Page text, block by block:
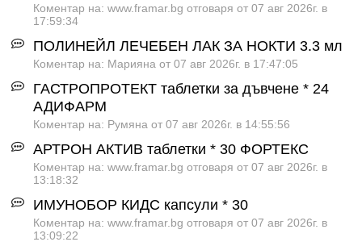
Коментар на: www.framar.bg отговаря от 07 авг 2026г. в
17:59:34
ПОЛИНЕЙЛ ЛЕЧЕБЕН ЛАК ЗА НОКТИ 3.3 мл
Коментар на: Марияна от 07 авг 2026г. в 17:47:05
ГАСТРОПРОТЕКТ таблетки за дъвчене * 24
АДИФАРМ
Коментар на: Румяна от 07 авг 2026г. в 14:55:56
АРТРОН АКТИВ таблетки * 30 ФОРТЕКС
Коментар на: www.framar.bg отговаря от 07 авг 2026г. в
13:18:32
ИМУНОБОР КИДС капсули * 30
Коментар на: www.framar.bg отговаря от 07 авг 2026г. в
13:09:22